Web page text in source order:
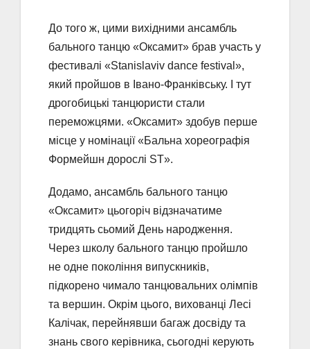
До того ж, цими вихідними ансамбль
бального танцю «Оксамит» брав участь у
фестивалі «Stanislaviv dance festival»,
який пройшов в Івано-Франківську. І тут
дрогобицькі танцюристи стали
переможцями. «Оксамит» здобув перше
місце у номінації «Бальна хореографія
Формейшн дорослі ST».
Додамо, ансамбль бального танцю
«Оксамит» цьогоріч відзначатиме
тридцять сьомий День народження.
Через школу бального танцю пройшло
не одне покоління випускників,
підкорено чимало танцювальних олімпів
та вершин. Окрім цього, вихованці Лесі
Калічак, перейнявши багаж досвіду та
знань свого керівника, сьогодні керують